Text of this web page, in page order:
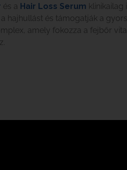
és a Hair Loss Serum klinikailag
hajhullást és támogatják a
amely fokozza a fejbőr